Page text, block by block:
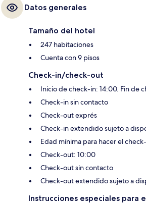
Datos generales
Tamaño del hotel
247 habitaciones
Cuenta con 9 pisos
Check-in/check-out
Inicio de check-in: 14:00. Fin de
Check-in sin contacto
Check-out exprés
Check-in extendido sujeto a
Edad mínima para hacer el
Check-out: 10:00
Check-out sin contacto
Check-out extendido sujeto a
Instrucciones especiales para